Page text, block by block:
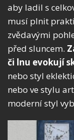
aby ladil s
musí plnit
zvědavými
před sluncem.
či lnu evokují
nebo styl
nebo ve stylu
moderní styl